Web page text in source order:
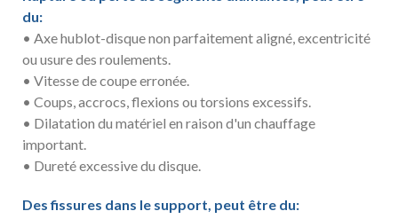
du:
• Axe hublot-disque non parfaitement aligné, excentricité
ou usure des roulements.
• Vitesse de coupe erronée.
• Coups, accrocs, flexions ou torsions excessifs.
• Dilatation du matériel en raison d'un chauffage
important.
• Dureté excessive du disque.
Des fissures dans le support, peut être du: